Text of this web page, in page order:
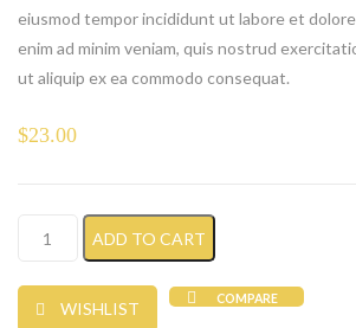
eiusmod tempor incididunt ut labore et dolore
enim ad minim veniam, quis nostrud
ut aliquip ex ea commodo consequat.
$23.00
ADD TO CART
WISHLIST COMPARE